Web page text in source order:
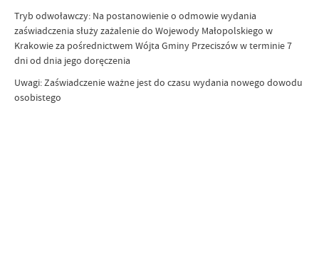
Tryb odwoławczy: Na postanowienie o odmowie wydania
zaświadczenia służy zażalenie do Wojewody Małopolskiego w
Krakowie za pośrednictwem Wójta Gminy Przeciszów w terminie 7
dni od dnia jego doręczenia
Uwagi: Zaświadczenie ważne jest do czasu wydania nowego dowodu
osobistego